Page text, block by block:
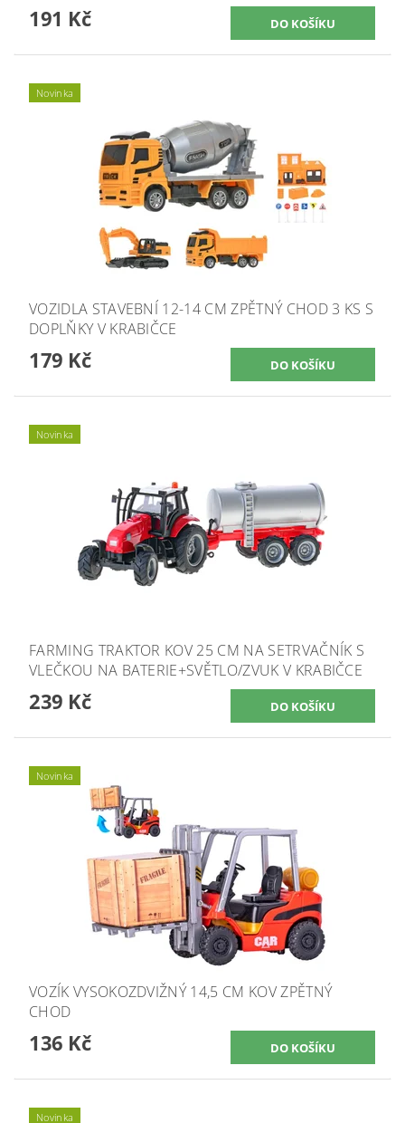
191 Kč
Novinka
VOZIDLA STAVEBNÍ 12-14 CM ZPĚTNÝ CHOD 3 KS S
DOPLŇKY V KRABIČCE
179 Kč
Novinka
FARMING TRAKTOR KOV 25 CM NA SETRVAČNÍK S
VLEČKOU NA BATERIE+SVĚTLO/ZVUK V KRABIČCE
239 Kč
Novinka
VOZÍK VYSOKOZDVIŽNÝ 14,5 CM KOV ZPĚTNÝ
CHOD
136 Kč
Novinka